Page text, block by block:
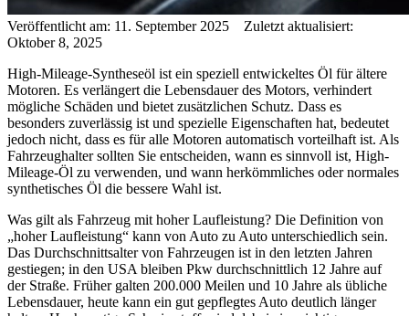
Veröffentlicht am: 11. September 2025 Zuletzt aktualisiert:
Oktober 8, 2025
High-Mileage-Syntheseöl ist ein speziell entwickeltes Öl für ältere
Motoren. Es verlängert die Lebensdauer des Motors, verhindert
mögliche Schäden und bietet zusätzlichen Schutz. Dass es
besonders zuverlässig ist und spezielle Eigenschaften hat, bedeutet
jedoch nicht, dass es für alle Motoren automatisch vorteilhaft ist. Als
Fahrzeughalter sollten Sie entscheiden, wann es sinnvoll ist, High-
Mileage-Öl zu verwenden, und wann herkömmliches oder normales
synthetisches Öl die bessere Wahl ist.
Was gilt als Fahrzeug mit hoher Laufleistung? Die Definition von
„hoher Laufleistung“ kann von Auto zu Auto unterschiedlich sein.
Das Durchschnittsalter von Fahrzeugen ist in den letzten Jahren
gestiegen; in den USA bleiben Pkw durchschnittlich 12 Jahre auf
der Straße. Früher galten 200.000 Meilen und 10 Jahre als übliche
Lebensdauer, heute kann ein gut gepflegtes Auto deutlich länger